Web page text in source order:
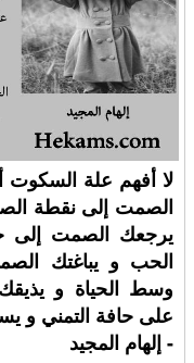
لا أفهم علة
الصمت إلى نقطة
يرجعك الصمت إلى
الحب و يباغتك
وسط الحياة و
على حافة التمني و
- إلهام المجيد